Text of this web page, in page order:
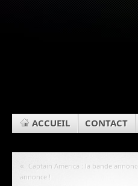
ACCUEIL CONTACT
« Captain America : la bande
annonce !